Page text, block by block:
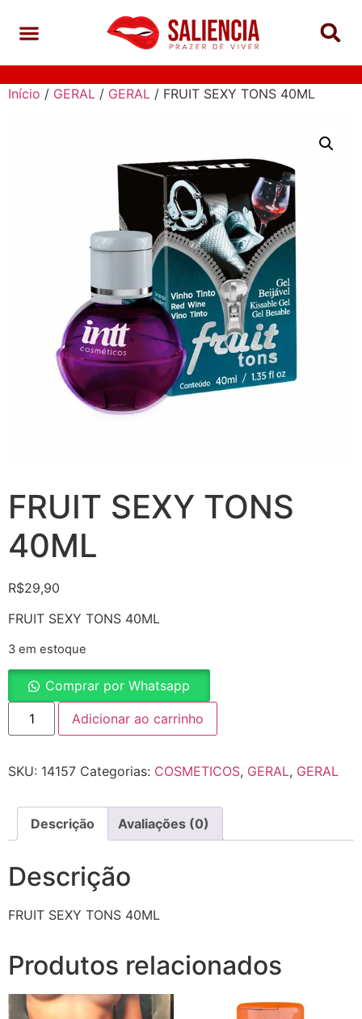
Início / GERAL / GERAL / FRUIT SEXY TONS 40ML
FRUIT SEXY TONS
40ML
R$29,90
FRUIT SEXY TONS 40ML
3 em estoque
Comprar por Whatsapp
Adicionar ao carrinho
SKU: 14157 Categorias: COSMETICOS, GERAL, GERAL
Descrição Avaliações (0)
Descrição
FRUIT SEXY TONS 40ML
Produtos relacionados